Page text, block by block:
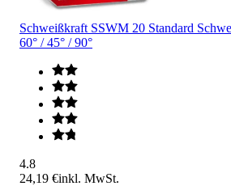
Schweißkraft SSWM 20 Standard
60° / 45° / 90°
4.8
24,19 €inkl. MwSt.